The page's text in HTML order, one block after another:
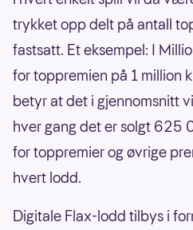
trykket opp delt på antall
fastsatt. Et eksempel: I
for toppremien på 1 million
betyr at det i gjennomsnitt
hver gang det er solgt 625
for toppremier og øvrige
hvert lodd.
Digitale Flax-lodd tilbys i